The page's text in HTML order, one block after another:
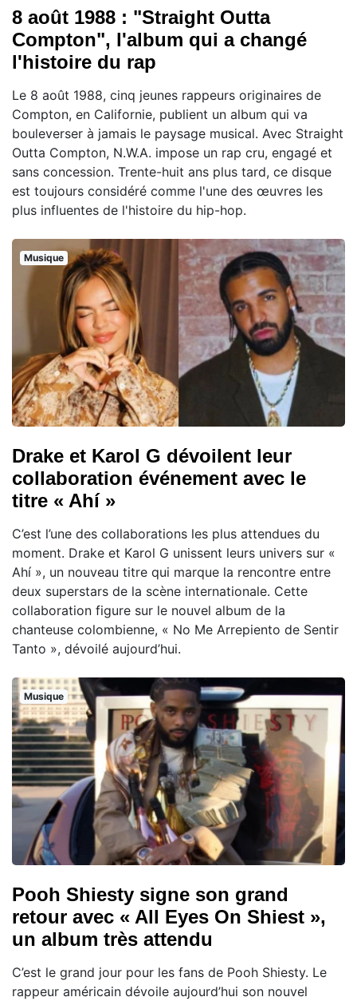
8 août 1988 : "Straight Outta
Compton", l'album qui a changé
l'histoire du rap
Le 8 août 1988, cinq jeunes rappeurs originaires de
Compton, en Californie, publient un album qui va
bouleverser à jamais le paysage musical. Avec Straight
Outta Compton, N.W.A. impose un rap cru, engagé et
sans concession. Trente-huit ans plus tard, ce disque
est toujours considéré comme l'une des œuvres les
plus influentes de l'histoire du hip-hop.
Musique
Drake et Karol G dévoilent leur
collaboration événement avec le
titre « Ahí »
C’est l’une des collaborations les plus attendues du
moment. Drake et Karol G unissent leurs univers sur «
Ahí », un nouveau titre qui marque la rencontre entre
deux superstars de la scène internationale. Cette
collaboration figure sur le nouvel album de la
chanteuse colombienne, « No Me Arrepiento de Sentir
Tanto », dévoilé aujourd’hui.
Musique
Pooh Shiesty signe son grand
retour avec « All Eyes On Shiest »,
un album très attendu
C’est le grand jour pour les fans de Pooh Shiesty. Le
rappeur américain dévoile aujourd’hui son nouvel